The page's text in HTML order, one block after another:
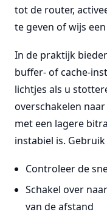
tot de router,
te geven of wijs
In de praktijk
buffer- of cache-
lichtjes als u
overschakelen
met een lagere
instabiel is.
Controleer de
Schakel over
van de afstand